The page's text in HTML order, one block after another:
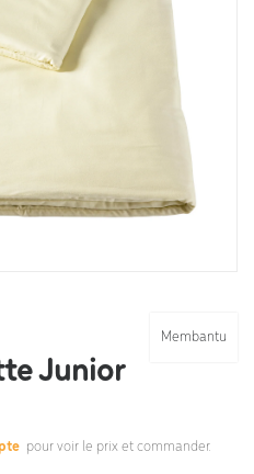
Membantu
Junior
pour voir le prix et commander.